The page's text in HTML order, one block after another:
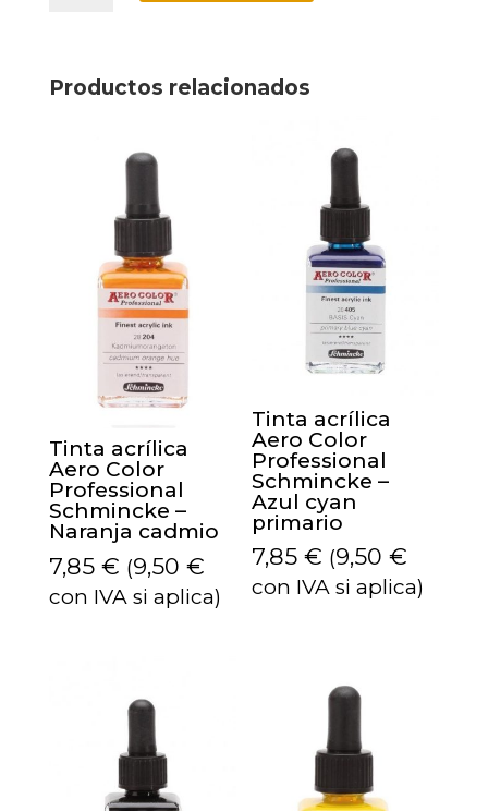
Schmincke
Productos relacionados
Tinta acrílica
Aero Color
Professional
Schmincke –
Naranja cadmio
7,85 € (9,50 €
con IVA si aplica)
Tinta acrílica
Aero Color
Professional
Schmincke –
Azul cyan
primario
7,85€ (9,50€
con IVA si aplica)